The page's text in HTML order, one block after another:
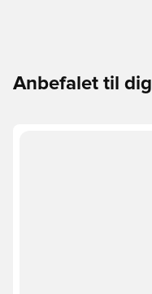
Anbefalet til dig